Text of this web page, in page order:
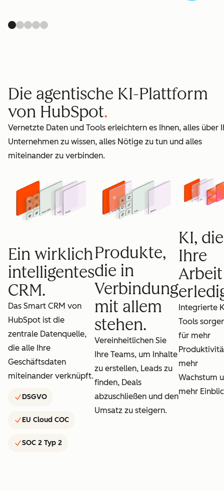
Die agentische KI-Plattform
von HubSpot
Vernetzte Daten und Tools erleichtern es Ihnen, alles über
Unternehmen zu wissen, alles Nötige zu tun und alles
miteinander zu verbinden.
Ein wirklich
intelligentes
CRM.
Das Smart CRM von
HubSpot ist die
zentrale Datenquelle,
die alle Ihre
Geschäftsdaten
miteinander verknüpft.
DSGVO
EU Cloud COC
SOC 2 Typ 2
Produkte,
die in
Verbindung
mit allem
stehen.
Vereinheitlichen Sie
Ihre Teams, um Inhalte
zu erstellen, Leads zu
finden, Deals
abzuschließen und den
Umsatz zu steigern.
KI, die
Ihre
Arbeit
Integrierte
Tools
für mehr
mehr
Wachstum
mehr